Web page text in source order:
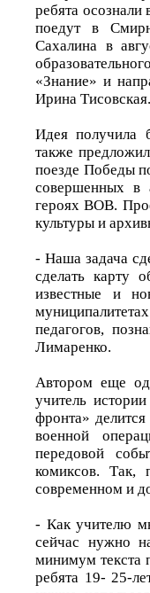
ребята осознали
поедут в
Сахалина в
«Знание» и
Ирина Тисовская.
Идея получила
также
поезде Победы
совершенных в
героях ВОВ.
культуры и
- Наша задача
сделать карту
известные и
педагогов,
Лимаренко.
Автором еще
учитель
фронта»
военной
передовой
комиксов. Так,
современном и
- Как учителю
сейчас нужно
минимум текста
ребята 19- 25-